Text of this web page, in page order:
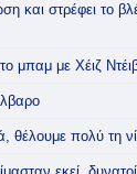
και στρέφει το
μπαμ με Χέιζ
θέλουμε πολύ τη